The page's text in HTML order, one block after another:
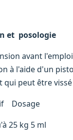
et posologie
avant
à l'aide d'un
qui peut être
Dosage
25 kg 5 ml